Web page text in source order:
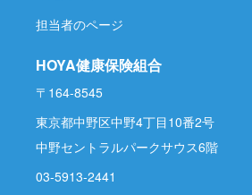
担当者のページ
HOYA健康保険組合
〒164-8545
東京都中野区中野4丁目10番2号
中野セントラルパークサウス6階
03-5913-2441